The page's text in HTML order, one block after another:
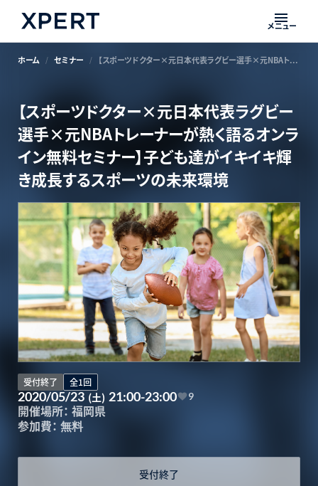
メニュー
ホーム セミナー 【スポーツドクター×元日本代表ラグビー選手×元NBAトレーナーが熱く語るオンライン無料セミナー】子ども達がイキイキ輝き成長するスポーツの未来環境
【スポーツドクター×元日本代表ラグビー
選手×元NBAトレーナーが熱く語るオンラ
イン無料セミナー】子ども達がイキイキ輝
き成長するスポーツの未来環境
受付終了 全1回
2020/05/23 (土) 21:00-23:00 9
開催場所： 福岡県
参加費： 無料
受付終了